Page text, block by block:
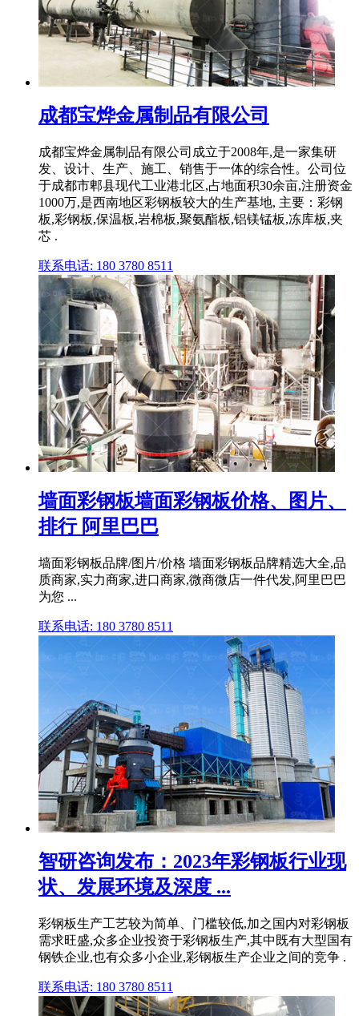
成都宝烨金属制品有限公司
成都宝烨金属制品有限公司成立于2008年,是一家集研
发、设计、生产、施工、销售于一体的综合性。公司位
于成都市郫县现代工业港北区,占地面积30余亩,注册资金
1000万,是西南地区彩钢板较大的生产基地, 主要：彩钢
板,彩钢板,保温板,岩棉板,聚氨酯板,铝镁锰板,冻库板,夹
芯 .
联系电话: 180 3780 8511
墙面彩钢板墙面彩钢板价格、图片、
排行 阿里巴巴
墙面彩钢板品牌/图片/价格 墙面彩钢板品牌精选大全,品
质商家,实力商家,进口商家,微商微店一件代发,阿里巴巴
为您 ...
联系电话: 180 3780 8511
智研咨询发布：2023年彩钢板行业现
状、发展环境及深度 ...
彩钢板生产工艺较为简单、门槛较低,加之国内对彩钢板
需求旺盛,众多企业投资于彩钢板生产,其中既有大型国有
钢铁企业,也有众多小企业,彩钢板生产企业之间的竞争 .
联系电话: 180 3780 8511